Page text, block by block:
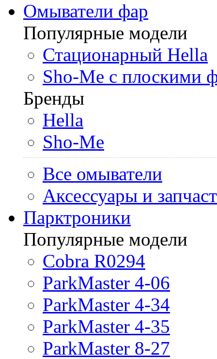
Омыватели фар
Популярные модели
Стационарный Hella
Sho-Me с плоскими
Бренды
Hella
Sho-Me
Все омыватели
Аксессуары и
Парктроники
Популярные модели
Cobra R0294
ParkMaster 4-06
ParkMaster 4-34
ParkMaster 4-35
ParkMaster 8-27